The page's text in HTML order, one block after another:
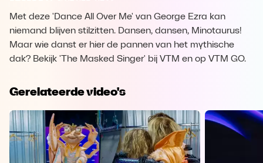
Met deze 'Dance All Over Me' van George Ezra kan
niemand blijven stilzitten. Dansen, dansen, Minotaurus!
Maar wie danst er hier de pannen van het mythische
dak? Bekijk 'The Masked Singer' bij VTM en op VTM GO.
Gerelateerde video's